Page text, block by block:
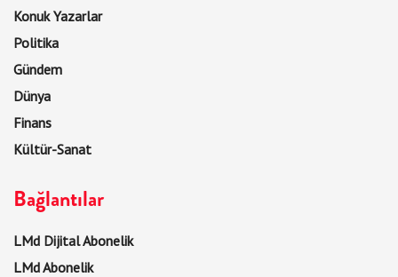
Konuk Yazarlar
Politika
Gündem
Dünya
Finans
Kültür-Sanat
Bağlantılar
LMd Dijital Abonelik
LMd Abonelik